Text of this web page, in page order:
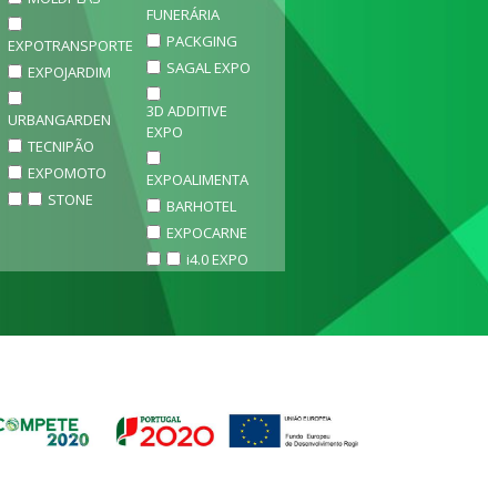
EXPOTRANSPORTE
EXPOJARDIM
URBANGARDEN
TECNIPÃO
EXPOMOTO
STONE
FUNERÁRIA
PACKGING
SAGAL EXPO
3D ADDITIVE
EXPO
EXPOALIMENTA
BARHOTEL
EXPOCARNE
i4.0 EXPO